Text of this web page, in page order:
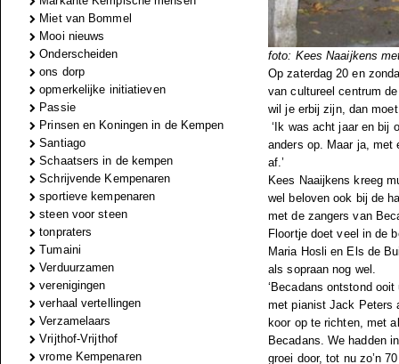
Miet van Bommel
Mooi nieuws
Onderscheiden
ons dorp
opmerkelijke initiatieven
Passie
Prinsen en Koningen in de Kempen
Santiago
Schaatsers in de kempen
Schrijvende Kempenaren
sportieve kempenaren
steen voor steen
tonpraters
Tumaini
Verduurzamen
verenigingen
verhaal vertellingen
Verzamelaars
Vrijthof-Vrijthof
vrome Kempenaren
foto: Kees Naaijkens
Op zaterdag 20 en
van cultureel centrum
wil je erbij zijn, dan
‘Ik was acht jaar en bij
anders op. Maar ja, met
af.’
Kees Naaijkens kreeg
wel beloven ook bij de
met de zangers van
Floortje doet veel in de
Maria Hosli en Els de
als sopraan nog wel.
‘Becadans ontstond
met pianist Jack Peters
koor op te richten, met
Becadans. We hadden
groei door, tot nu zo’n